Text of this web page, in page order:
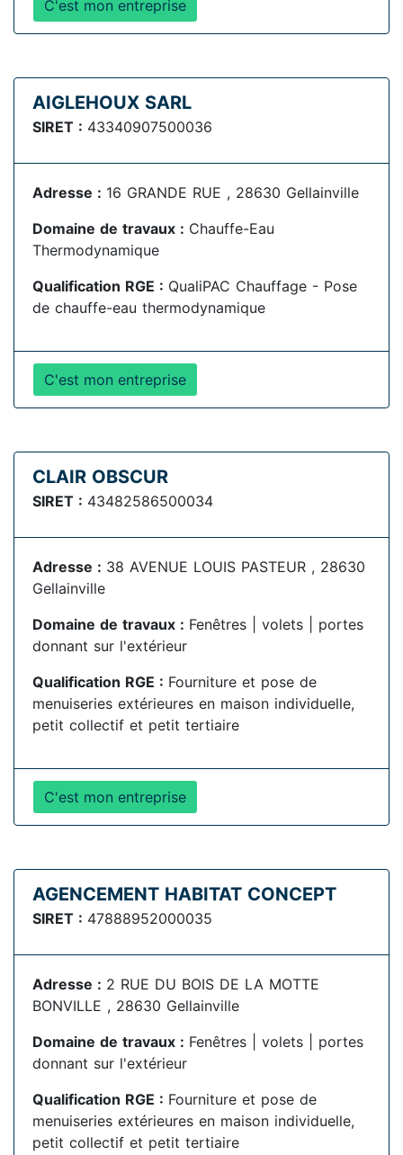
C'est mon entreprise
AIGLEHOUX SARL
SIRET : 43340907500036
Adresse : 16 GRANDE RUE , 28630 Gellainville
Domaine de travaux : Chauffe-Eau
Thermodynamique
Qualification RGE : QualiPAC Chauffage - Pose
de chauffe-eau thermodynamique
C'est mon entreprise
CLAIR OBSCUR
SIRET : 43482586500034
Adresse : 38 AVENUE LOUIS PASTEUR , 28630
Gellainville
Domaine de travaux : Fenêtres | volets | portes
donnant sur l'extérieur
Qualification RGE : Fourniture et pose de
menuiseries extérieures en maison individuelle,
petit collectif et petit tertiaire
C'est mon entreprise
AGENCEMENT HABITAT CONCEPT
SIRET : 47888952000035
Adresse : 2 RUE DU BOIS DE LA MOTTE
BONVILLE , 28630 Gellainville
Domaine de travaux : Fenêtres | volets | portes
donnant sur l'extérieur
Qualification RGE : Fourniture et pose de
menuiseries extérieures en maison individuelle,
petit collectif et petit tertiaire